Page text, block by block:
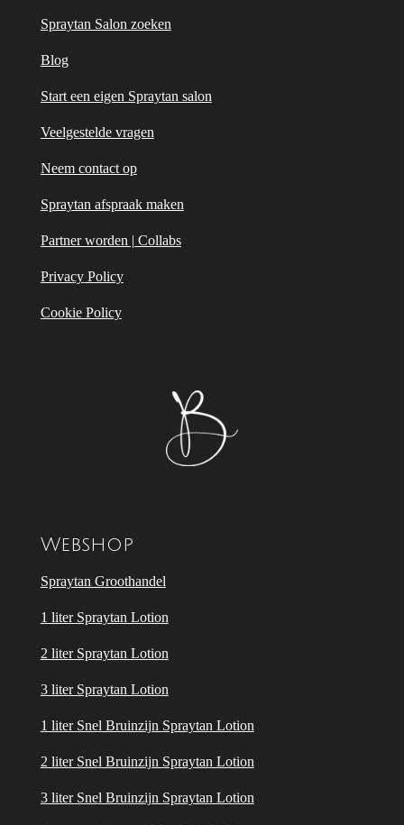
Spraytan Salon zoeken
Blog
Start een eigen Spraytan salon
Veelgestelde vragen
Neem contact op
Spraytan afspraak maken
Partner worden | Collabs
Privacy Policy
Cookie Policy
Webshop
Spraytan Groothandel
1 liter Spraytan Lotion
2 liter Spraytan Lotion
3 liter Spraytan Lotion
1 liter Snel Bruinzijn Spraytan Lotion
2 liter Snel Bruinzijn Spraytan Lotion
3 liter Snel Bruinzijn Spraytan Lotion